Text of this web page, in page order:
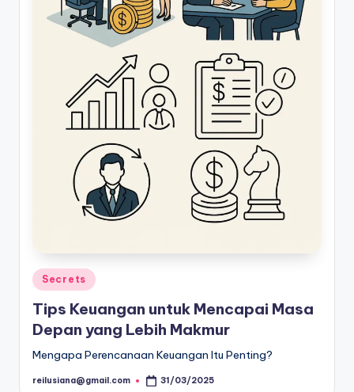
Posted
in
Secrets
Tips Keuangan untuk Mencapai Masa
Depan yang Lebih Makmur
Mengapa Perencanaan Keuangan Itu Penting?
Posted
reilusiana@gmail.com 31/03/2025